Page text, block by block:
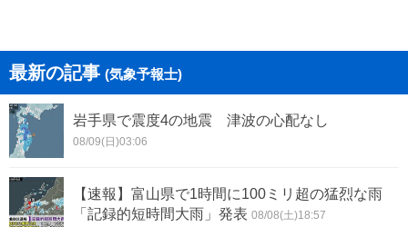
最新の記事 (気象予報士)
岩手県で震度4の地震 津波の心配なし
08/09(日)03:06
【速報】富山県で1時間に100ミリ超の猛烈な雨
「記録的短時間大雨」発表 08/08(土)18:57